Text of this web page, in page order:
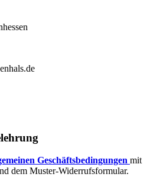
Geschäftsbedingungen mit
dem Muster-Widerrufsformular.